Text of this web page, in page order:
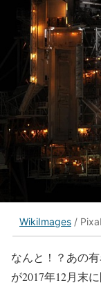
WikiImages /
なんと！？あの
が2017年12月末に